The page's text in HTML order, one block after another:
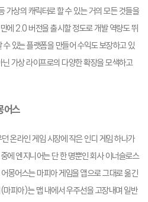
가상의 캐릭터로 할 수 있는 거의 모든 것들을
에 2.0 버전을 출시할 정도로 개발 역량도 뛰
있는 플랫폼을 만들어 수익도 보장하고 있
가상 라이프로의 다양한 확장을 모색하고
어스
온라인 게임 시장에 작은 인디 게임 하나가
에 엔지니어는 단 한 명뿐인 회사 이너슬로스
몽어스는 마피아 게임을 앱으로 그대로 옮긴
피아)는 맵 내에서 우주선을 고장내며 일반